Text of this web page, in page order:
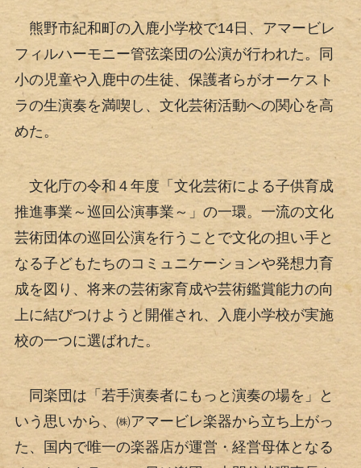
熊野市紀和町の入鹿小学校で14日、アマービレ
フィルハーモニー管弦楽団の公演が行われた。同
小の児童や入鹿中の生徒、保護者らがオーケスト
ラの生演奏を満喫し、文化芸術活動への関心を高
めた。
文化庁の令和４年度「文化芸術による子供育成
推進事業～巡回公演事業～」の一環。一流の文化
芸術団体の巡回公演を行うことで文化の担い手と
なる子どもたちのコミュニケーションや発想力育
成を図り、将来の芸術家育成や芸術鑑賞能力の向
上に結びつけようと開催され、入鹿小学校が実施
校の一つに選ばれた。
同楽団は「若手演奏者にもっと演奏の場を」と
いう思いから、㈱アマービレ楽器から立ち上がっ
た、国内で唯一の楽器店が運営・経営母体となる